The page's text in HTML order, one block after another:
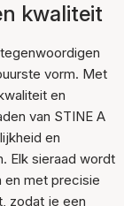
kwaliteit
vorm. Met
en
van STINE A
en
Elk sieraad wordt
en met precisie
zodat je een